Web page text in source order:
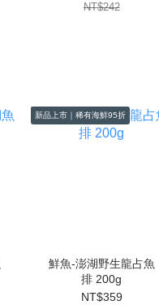
NT$242
新品上市｜稀有海鮮95折
鮮魚-澎湖野生龍占魚
排 200g
NT$359